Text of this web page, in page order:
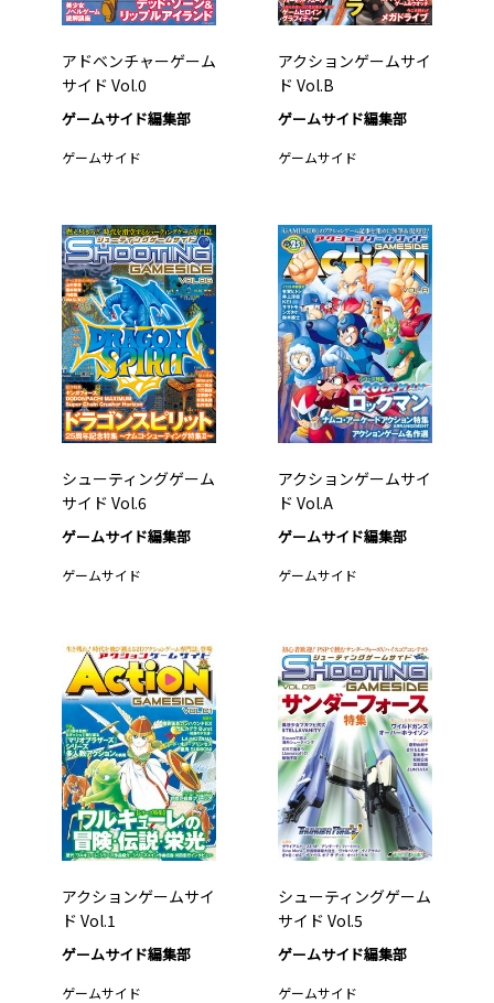
アドベンチャーゲーム
サイド Vol.0
ゲームサイド編集部
ゲームサイド
アクションゲームサイ
ド Vol.B
ゲームサイド編集部
ゲームサイド
シューティングゲーム
サイド Vol.6
ゲームサイド編集部
ゲームサイド
アクションゲームサイ
ド Vol.A
ゲームサイド編集部
ゲームサイド
アクションゲームサイ
ド Vol.1
ゲームサイド編集部
ゲームサイド
シューティングゲーム
サイド Vol.5
ゲームサイド編集部
ゲームサイド